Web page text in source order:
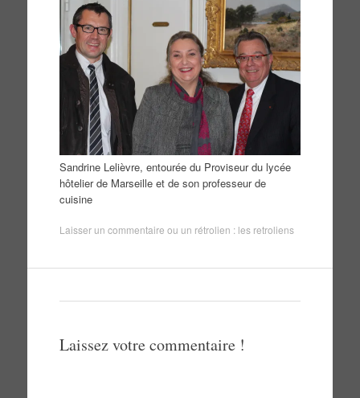
Sandrine Lelièvre, entourée du Proviseur du lycée
hôtelier de Marseille et de son professeur de
cuisine
Laisser un commentaire ou un rétrolien : les retroliens
Laissez votre commentaire !